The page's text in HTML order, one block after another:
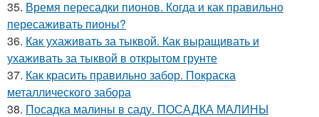
35. Время пересадки пионов. Когда и как правильно
пересаживать пионы?
36. Как ухаживать за тыквой. Как выращивать и
ухаживать за тыквой в открытом грунте
37. Как красить правильно забор. Покраска
металлического забора
38. Посадка малины в саду. ПОСАДКА МАЛИНЫ